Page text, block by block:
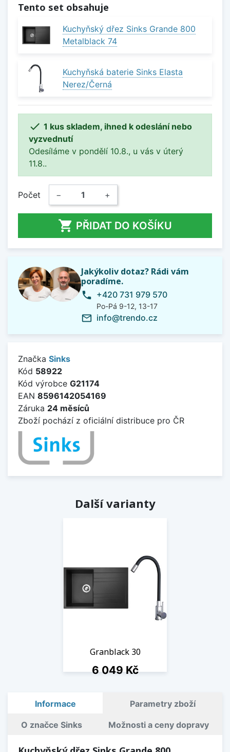
Tento set obsahuje
Kuchyňský dřez Sinks Grande 800
Metalblack 74
Kuchyňská baterie Sinks Elasta
Nerez/Černá
 1 kus skladem, ihned k odeslání nebo
vyzvednutí
Odesíláme v pondělí 10.8., u vás v úterý
11.8..
Počet − +
 PŘIDAT DO KOŠÍKU
Jakýkoliv dotaz? Rádi vám
poradíme.
phone +420 731 979 570
Po-Pá 9-12, 13-17
mail_outline info@trendo.cz
Značka Sinks
Kód 58922
Kód výrobce G21174
EAN 8596142054169
Záruka 24 měsíců
Zboží pochází z oficiální distribuce pro ČR
Další varianty
Granblack 30
Cena
6 049 Kč
Informace
Parametry zboží
O značce Sinks Možnosti a ceny dopravy